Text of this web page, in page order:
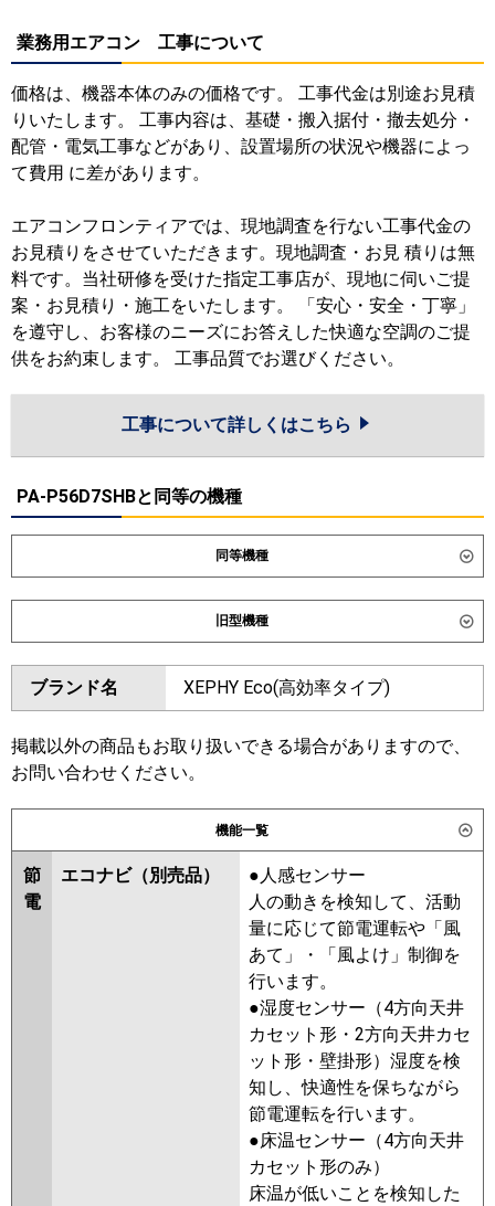
業務用エアコン 工事について
価格は、機器本体のみの価格です。 工事代金は別途お見積
りいたします。 工事内容は、基礎・搬入据付・撤去処分・
配管・電気工事などがあり、設置場所の状況や機器によっ
て費用 に差があります。
エアコンフロンティアでは、現地調査を行ない工事代金の
お見積りをさせていただきます。現地調査・お見 積りは無
料です。当社研修を受けた指定工事店が、現地に伺いご提
案・お見積り・施工をいたします。 「安心・安全・丁寧」
を遵守し、お客様のニーズにお答えした快適な空調のご提
供をお約束します。 工事品質でお選びください。
工事について詳しくはこちら
PA-P56D7SHBと同等の機種
同等機種
ダイキン SZRK56CNV SZRK56CV
東芝
GSSA05613JMUB
GSSA05613JXU
三菱電機 PMZ-ERMP56SF6 PMZ-
ERMP56SFE6
日立 RCIS-GP56RSHJ11
FDTSV566HK6S
パナソニック PA-P56D7SHNC PA-P56D7SHC
旧型機種
ダイキン SZRK56BYV SZRK56BYNV
SZRK56BJV SZRK56BJNV
SZRK56BFV SZRK56BFNV
SZRK56BCV SZRK56BCNV
RSSA05633JMU RSSA05633JXU
RSSA05633JM
ASSA05657JX ASSA05657JM
三菱電機 PMZ-ERMP56SF5 PMZ-
ERMP56SFE5 PMZ-ERMP56SF4
PMZ-ERMP56SFE4 PMZ-
ERMP56SFE3 PMZ-ERMP56SF3
PMZ-ERMP56SFE2
PMZ-
ERMP56SF2 PMZ-ERMP56SFEZ
PMZ-ERMP56SFZ PMZ-
ERMP56SFEY
PMZ-ERMP56SFY
PMZ-ERMP56SFEV PMZ-
ERMP56SFV PMZ-ERMP56SFER
PMZ-ERMP56SFR
ブランド名 XEPHY Eco(高効率タイプ)
掲載以外の商品もお取り扱いできる場合がありますので、
お問い合わせください。
機能一覧
節
電
エコナビ（別売品）
●人感センサー
人の動きを検知して、活動
量に応じて節電運転や「風
あて」・「風よけ」制御を
行います。
●湿度センサー（4方向天井
カセット形・2方向天井カセ
ット形・壁掛形）湿度を検
知し、快適性を保ちながら
節電運転を行います。
●床温センサー（4方向天井
カセット形のみ）
床温が低いことを検知した